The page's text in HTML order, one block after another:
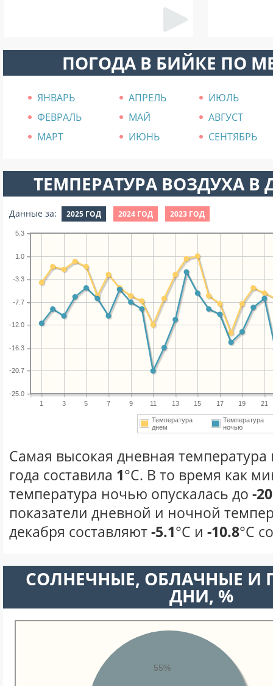
ПОГОДА В БИЙКЕ ПО
ЯНВАРЬ АПРЕЛЬ
ИЮЛЬ
ФЕВРАЛЬ
МАЙ
АВГУСТ
МАРТ
ИЮНЬ СЕНТЯБРЬ
ТЕМПЕРАТУРА ВОЗДУХА В
Данные за: 2025 ГОД 2024 ГОД 2023 ГОД
1 3 5 7 9 11 13 15 17 19 21
-25.0
-20.7
-16.3
-12.0
-7.7
-3.3
1.0
5.3
Температура
днем
Температура
ночью
Самая высокая дневная температура
года составила 1°С. В то время как
температура ночью опускалась до -20
показатели дневной и ночной
декабря составляют-5.1°С и -10.8°С
CОЛНЕЧНЫЕ, ОБЛАЧНЫЕ И
ДНИ, %
55%